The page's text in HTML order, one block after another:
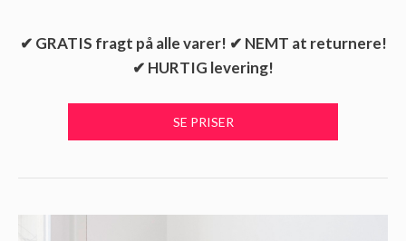
✔ GRATIS fragt på alle varer! ✔ NEMT at returnere!
✔ HURTIG levering!